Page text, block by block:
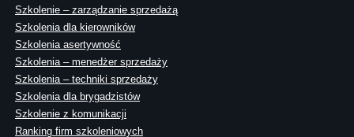
Szkolenie – zarządzanie sprzedażą
Szkolenia dla kierowników
Szkolenia asertywność
Szkolenia – menedżer sprzedaży
Szkolenia – techniki sprzedaży
Szkolenia dla brygadzistów
Szkolenie z komunikacji
Ranking firm szkoleniowych